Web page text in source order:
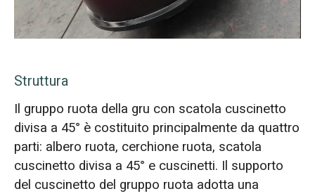
Struttura
Il gruppo ruota della gru con scatola cuscinetto
divisa a 45° è costituito principalmente da quattro
parti: albero ruota, cerchione ruota, scatola
cuscinetto divisa a 45° e cuscinetti. Il supporto
del cuscinetto del gruppo ruota adotta una